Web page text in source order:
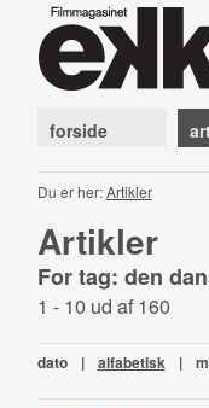
forside
Du er her:Artikler
Artikler
For tag: den
1 - 10 ud af 160
dato | alfabetisk |